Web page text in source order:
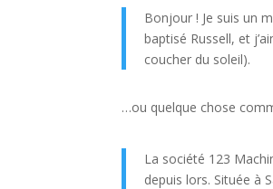
Bonjour ! Je suis un
baptisé Russell, et
coucher du soleil).
…ou quelque chose
La société 123
depuis lors. Située à